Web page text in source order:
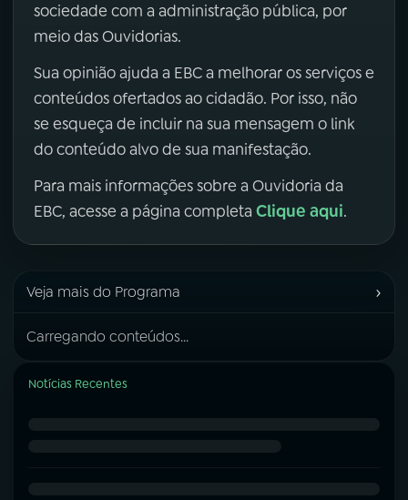
sociedade com a administração pública, por
meio das Ouvidorias.
Sua opinião ajuda a EBC a melhorar os serviços e
conteúdos ofertados ao cidadão. Por isso, não
se esqueça de incluir na sua mensagem o link
do conteúdo alvo de sua manifestação.
Para mais informações sobre a Ouvidoria da
EBC, acesse a página completa Clique aqui.
Veja mais do Programa ›
Carregando conteúdos...
Notícias Recentes